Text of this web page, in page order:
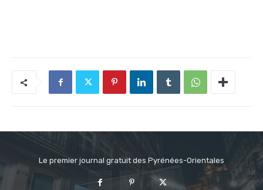
Le premier journal gratuit des Pyrénées-Orientales